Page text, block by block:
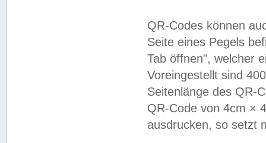
QR-Codes können
Seite eines Pegels
Tab öffnen", welcher
Voreingestellt sind
Seitenlänge des QR-
QR-Code von 4cm ×
ausdrucken, so setzt